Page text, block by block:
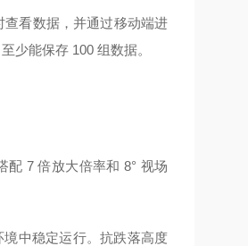
查看数据，并通过移动端进
少能保存 100 组数据。
配 7 倍放大倍率和 8° 视场
境中稳定运行。抗跌落高度